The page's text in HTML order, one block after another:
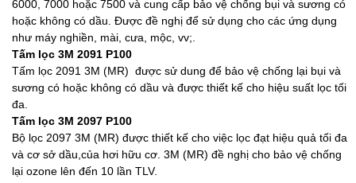
6000, 7000 hoặc 7500 và cung cấp bảo vệ chống bụi và sương có
hoặc không có dầu. Được đề nghị để sử dụng cho các ứng dụng
như máy nghiền, mài, cưa, mộc, vv;.
Tấm lọc 3M 2091 P100
Tấm lọc 2091 3M (MR) được sử dung để bảo vệ chống lại bụi và
sương có hoặc không có dầu và được thiết kế cho hiệu suất lọc tối
đa.
Tấm lọc 3M 2097 P100
Bộ lọc 2097 3M (MR) được thiết kế cho việc lọc đạt hiệu quả tối đa
và cơ sở dầu,của hơi hữu cơ. 3M (MR) đề nghị cho bảo vệ chống
lại ozone lên đến 10 lần TLV.